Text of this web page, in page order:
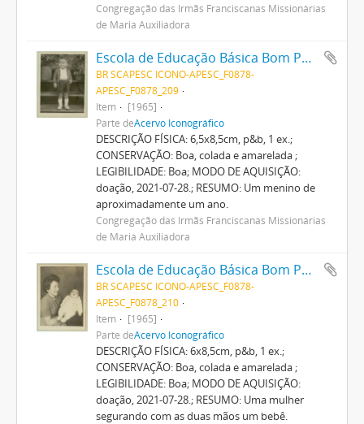
Congregação das Irmãs Franciscanas Missionárias
de Maria Auxiliadora
Escola de Educação Básica Bom Pastor
BR SCAPESC ICONO-APESC_F0878-
APESC_F0878_209
Item
[1965]
Parte deAcervo Iconográfico
DESCRIÇÃO FÍSICA: 6,5x8,5cm, p&b, 1 ex.;
CONSERVAÇÃO: Boa, colada e amarelada ;
LEGIBILIDADE: Boa; MODO DE AQUISIÇÃO:
doação, 2021-07-28.; RESUMO: Um menino de
aproximadamente um ano.
Congregação das Irmãs Franciscanas Missionárias
de Maria Auxiliadora
Escola de Educação Básica Bom Pastor
BR SCAPESC ICONO-APESC_F0878-
APESC_F0878_210
Item
[1965]
Parte deAcervo Iconográfico
DESCRIÇÃO FÍSICA: 6x8,5cm, p&b, 1 ex.;
CONSERVAÇÃO: Boa, colada e amarelada ;
LEGIBILIDADE: Boa; MODO DE AQUISIÇÃO:
doação, 2021-07-28.; RESUMO: Uma mulher
segurando com as duas mãos um bebê.